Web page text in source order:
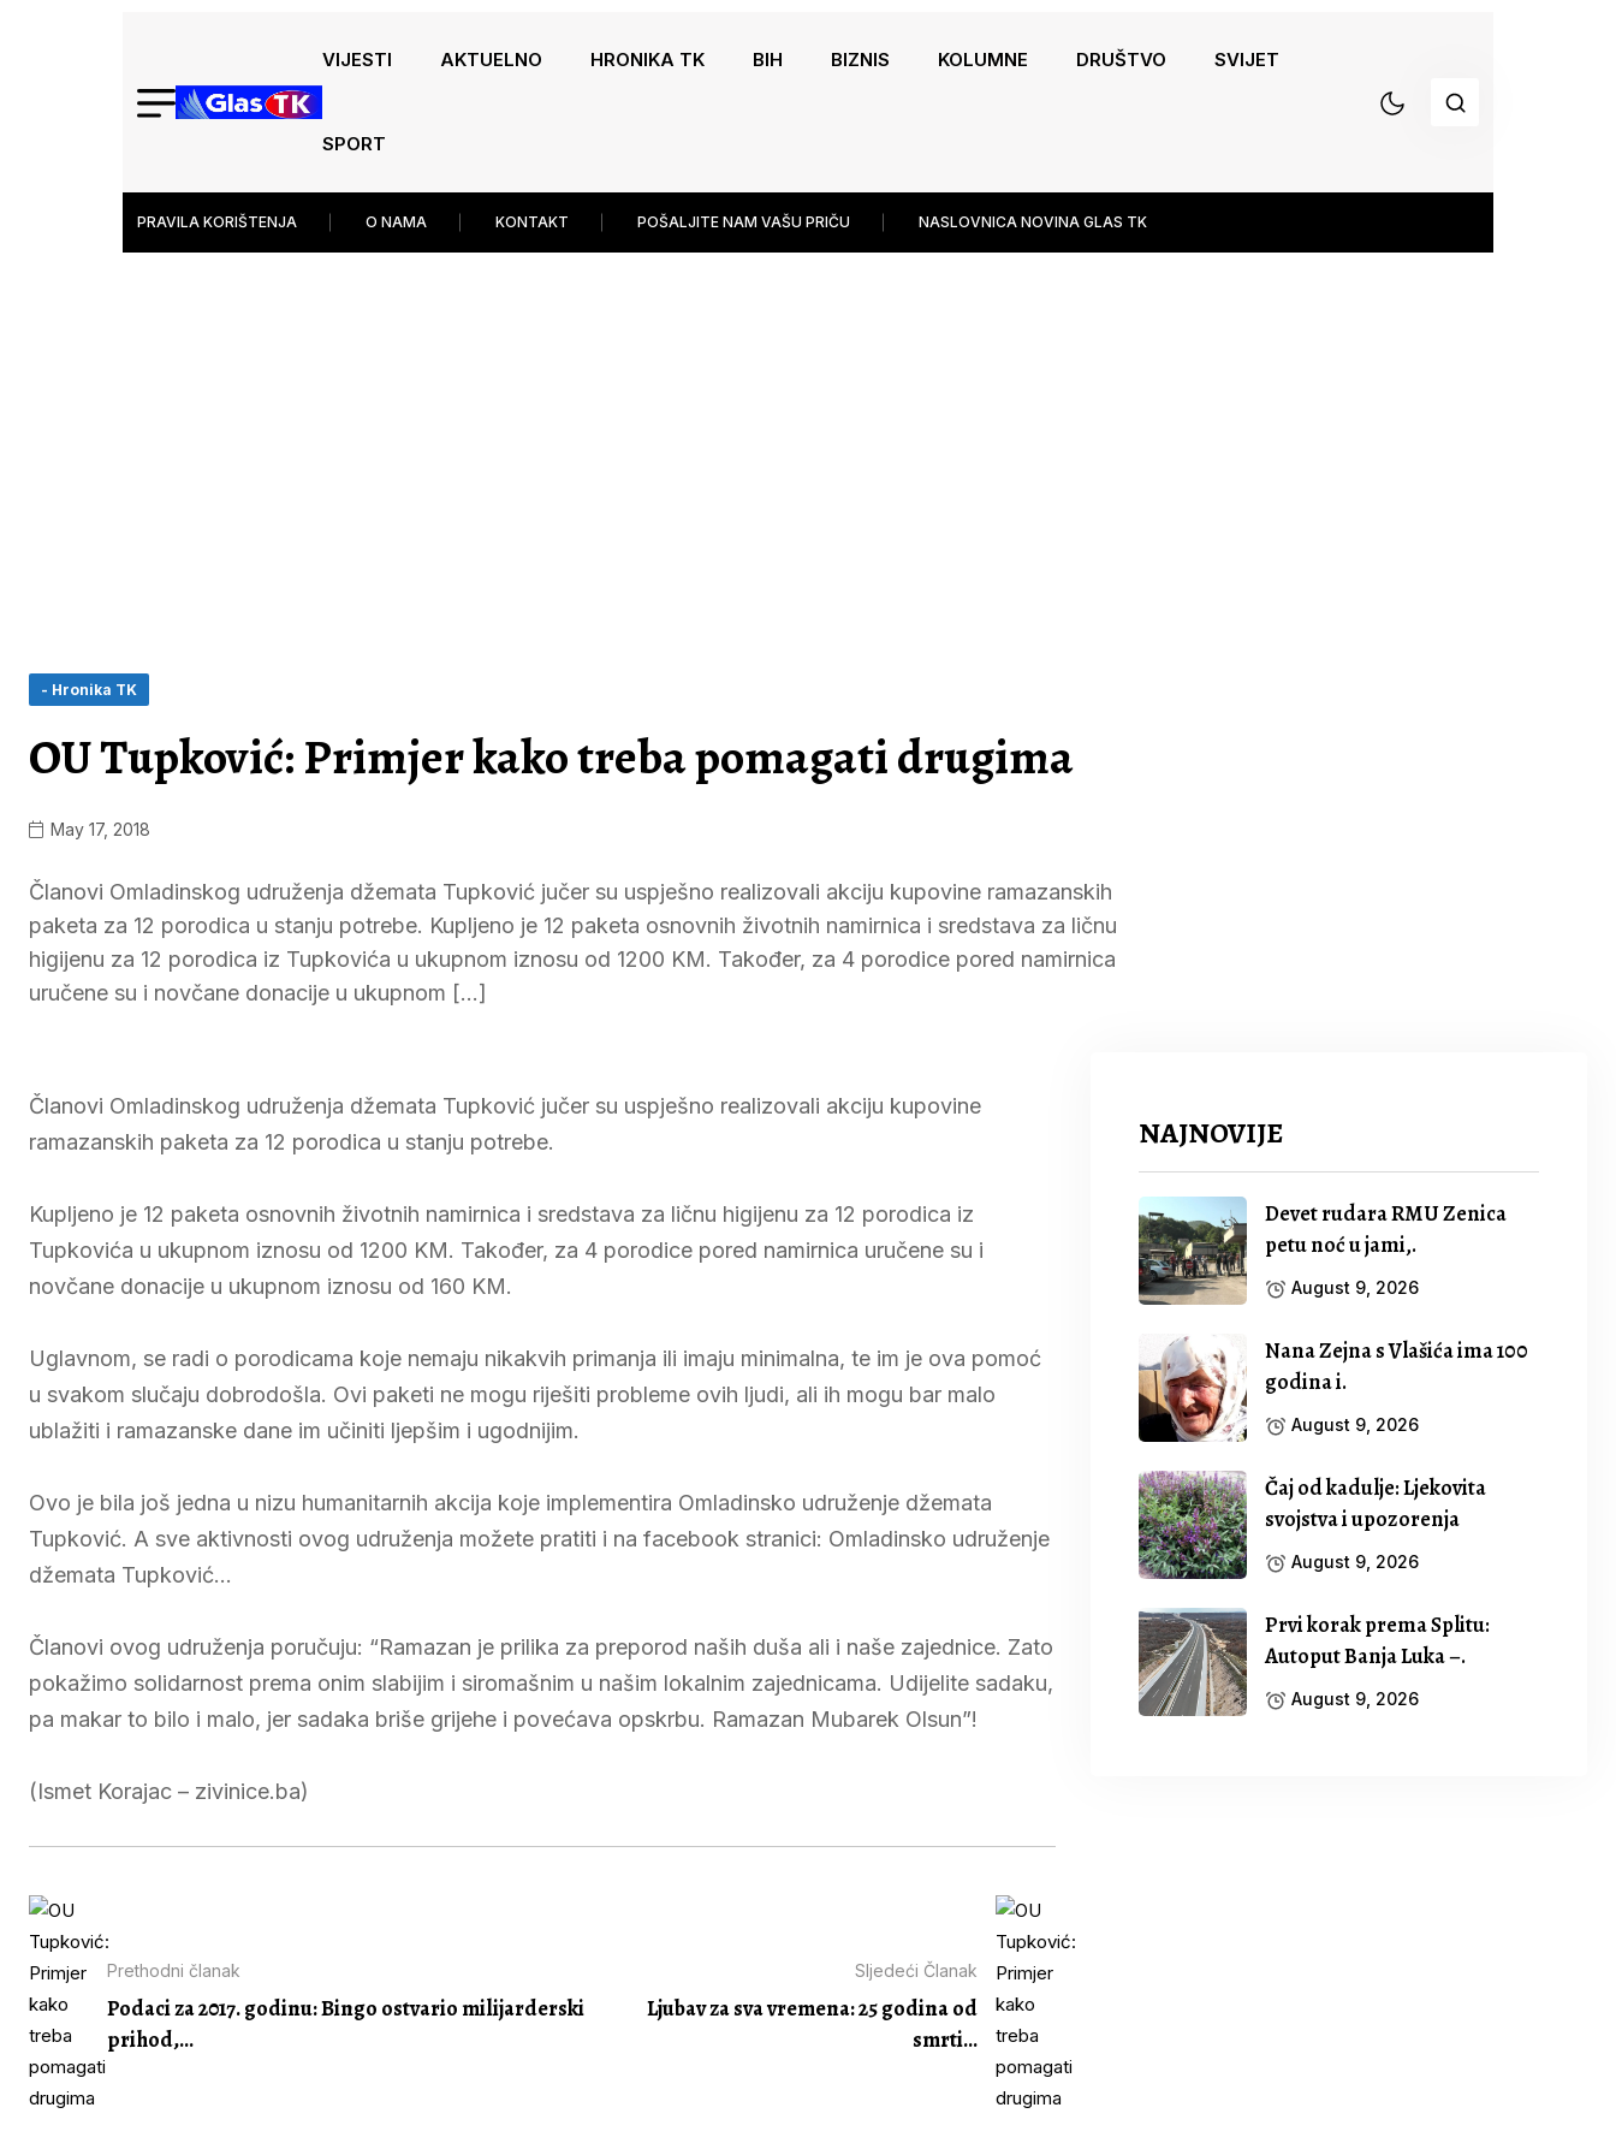
VIJESTI AKTUELNO HRONIKA TK BIH BIZNIS KOLUMNE DRUŠTVO SVIJET
SPORT
PRAVILA KORIŠTENJA O NAMA KONTAKT POŠALJITE NAM VAŠU PRIČU NASLOVNICA NOVINA GLAS TK
- Hronika TK
OU Tupković: Primjer kako treba pomagati drugima
May 17, 2018
Članovi Omladinskog udruženja džemata Tupković jučer su uspješno realizovali akciju kupovine ramazanskih
paketa za 12 porodica u stanju potrebe. Kupljeno je 12 paketa osnovnih životnih namirnica i sredstava za ličnu
higijenu za 12 porodica iz Tupkovića u ukupnom iznosu od 1200 KM. Također, za 4 porodice pored namirnica
uručene su i novčane donacije u ukupnom […]
Članovi Omladinskog udruženja džemata Tupković jučer su uspješno realizovali akciju kupovine
ramazanskih paketa za 12 porodica u stanju potrebe.
Kupljeno je 12 paketa osnovnih životnih namirnica i sredstava za ličnu higijenu za 12 porodica iz
Tupkovića u ukupnom iznosu od 1200 KM. Također, za 4 porodice pored namirnica uručene su i
novčane donacije u ukupnom iznosu od 160 KM.
Uglavnom, se radi o porodicama koje nemaju nikakvih primanja ili imaju minimalna, te im je ova pomoć
u svakom slučaju dobrodošla. Ovi paketi ne mogu riješiti probleme ovih ljudi, ali ih mogu bar malo
ublažiti i ramazanske dane im učiniti ljepšim i ugodnijim.
Ovo je bila još jedna u nizu humanitarnih akcija koje implementira Omladinsko udruženje džemata
Tupković. A sve aktivnosti ovog udruženja možete pratiti i na facebook stranici: Omladinsko udruženje
džemata Tupković…
Članovi ovog udruženja poručuju: “Ramazan je prilika za preporod naših duša ali i naše zajednice. Zato
pokažimo solidarnost prema onim slabijim i siromašnim u našim lokalnim zajednicama. Udijelite sadaku,
pa makar to bilo i malo, jer sadaka briše grijehe i povećava opskrbu. Ramazan Mubarek Olsun”!
(Ismet Korajac – zivinice.ba)
Prethodni članak
Podaci za 2017. godinu: Bingo ostvario milijarderski
prihod,...
Sljedeći Članak
Ljubav za sva vremena: 25 godina od
smrti...
NAJNOVIJE
Devet rudara RMU Zenica
petu noć u jami,.
August 9, 2026
Nana Zejna s Vlašića ima 100
godina i.
August 9, 2026
Čaj od kadulje: Ljekovita
svojstva i upozorenja
August 9, 2026
Prvi korak prema Splitu:
Autoput Banja Luka –.
August 9, 2026